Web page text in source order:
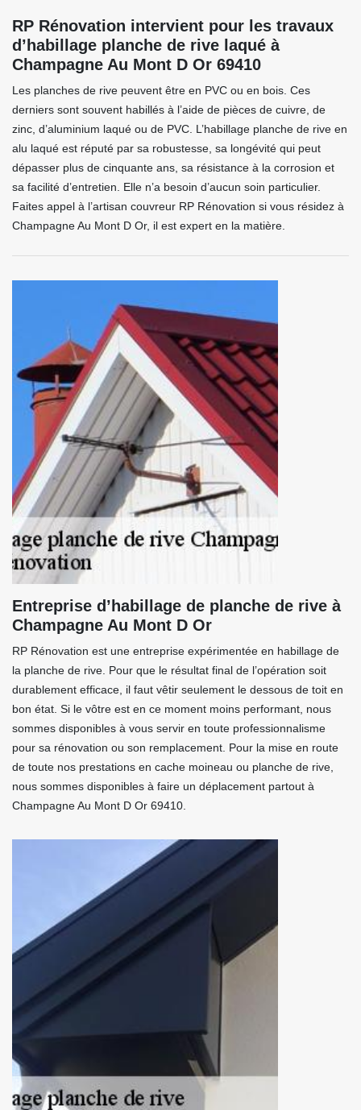
RP Rénovation intervient pour les travaux
d’habillage planche de rive laqué à
Champagne Au Mont D Or 69410
Les planches de rive peuvent être en PVC ou en bois. Ces
derniers sont souvent habillés à l’aide de pièces de cuivre, de
zinc, d’aluminium laqué ou de PVC. L’habillage planche de rive en
alu laqué est réputé par sa robustesse, sa longévité qui peut
dépasser plus de cinquante ans, sa résistance à la corrosion et
sa facilité d’entretien. Elle n’a besoin d’aucun soin particulier.
Faites appel à l’artisan couvreur RP Rénovation si vous résidez à
Champagne Au Mont D Or, il est expert en la matière.
Entreprise d’habillage de planche de rive à
Champagne Au Mont D Or
RP Rénovation est une entreprise expérimentée en habillage de
la planche de rive. Pour que le résultat final de l’opération soit
durablement efficace, il faut vêtir seulement le dessous de toit en
bon état. Si le vôtre est en ce moment moins performant, nous
sommes disponibles à vous servir en toute professionnalisme
pour sa rénovation ou son remplacement. Pour la mise en route
de toute nos prestations en cache moineau ou planche de rive,
nous sommes disponibles à faire un déplacement partout à
Champagne Au Mont D Or 69410.